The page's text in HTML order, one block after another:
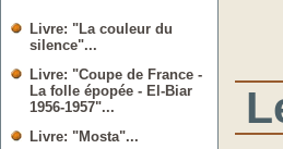
Livre: "La couleur du
silence"...
Livre: "Coupe de France -
La folle épopée - El-Biar
1956-1957"...
Livre: "Mosta"...